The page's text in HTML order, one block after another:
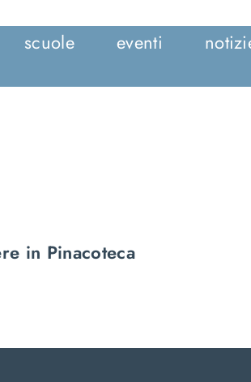
scuole eventi
in Pinacoteca